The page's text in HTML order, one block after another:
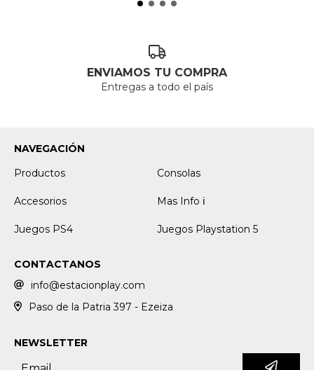
ENVIAMOS TU COMPRA
Entregas a todo el país
NAVEGACIÓN
Productos
Consolas
Accesorios Mas Info ℹ️
Juegos PS4 Juegos Playstation 5
CONTACTANOS
info@estacionplay.com
Paso de la Patria 397 - Ezeiza
NEWSLETTER